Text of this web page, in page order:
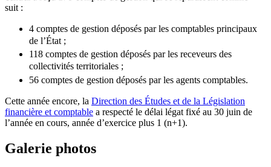
suit :
4 comptes de gestion déposés par les comptables principaux
de l’État ;
118 comptes de gestion déposés par les receveurs des
collectivités territoriales ;
56 comptes de gestion déposés par les agents comptables.
Cette année encore, la Direction des Études et de la Législation
financière et comptable a respecté le délai légat fixé au 30 juin de
l’année en cours, année d’exercice plus 1 (n+1).
Galerie photos